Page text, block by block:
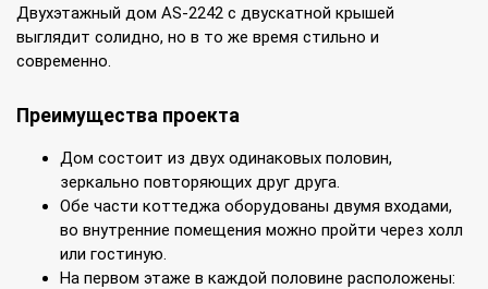
Двухэтажный дом AS-2242 с двускатной крышей
выглядит солидно, но в то же время стильно и
современно.
Преимущества проекта
Дом состоит из двух одинаковых половин,
зеркально повторяющих друг друга.
Обе части коттеджа оборудованы двумя входами,
во внутренние помещения можно пройти через холл
или гостиную.
На первом этаже в каждой половине расположены: